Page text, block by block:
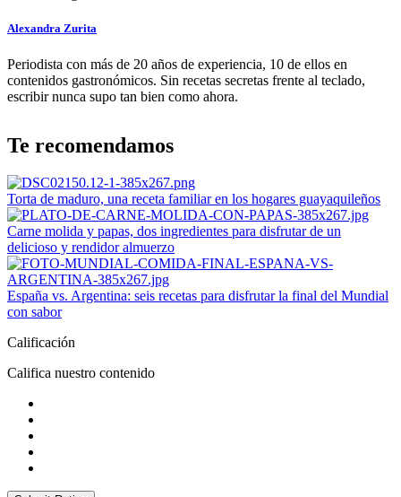
Alexandra Zurita
Periodista con más de 20 años de experiencia, 10 de ellos en
contenidos gastronómicos. Sin recetas secretas frente al teclado,
escribir nunca supo tan bien como ahora.
Te recomendamos
Torta de maduro, una receta familiar en los hogares guayaquileños
Carne molida y papas, dos ingredientes para disfrutar de un
delicioso y rendidor almuerzo
España vs. Argentina: seis recetas para disfrutar la final del Mundial
con sabor
Calificación
Califica nuestro contenido